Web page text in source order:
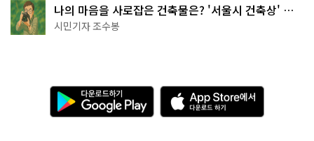
나의 마음을 사로잡은 건축물은? '서울시 건축상' 수
상작 공개!
시민기자 조수봉
다
운
로
A
p
p